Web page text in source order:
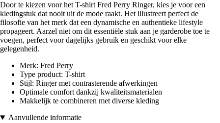
Door te kiezen voor het T-shirt Fred Perry Ringer, kies je voor een
kledingstuk dat nooit uit de mode raakt. Het illustreert perfect de
filosofie van het merk dat een dynamische en authentieke lifestyle
propageert. Aarzel niet om dit essentiële stuk aan je garderobe toe te
voegen, perfect voor dagelijks gebruik en geschikt voor elke
gelegenheid.
Merk: Fred Perry
Type product: T-shirt
Stijl: Ringer met contrasterende afwerkingen
Optimale comfort dankzij kwaliteitsmaterialen
Makkelijk te combineren met diverse kleding
Aanvullende informatie